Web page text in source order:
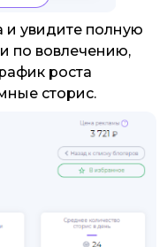
и увидите полную
по вовлечению,
роста
сторис.